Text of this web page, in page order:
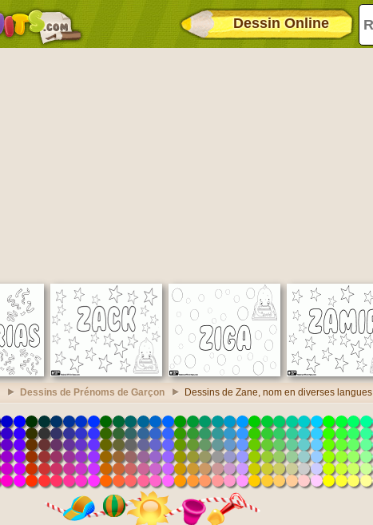
Dessin Online
Dessins de Prénoms de Garçon Dessins de Zane, nom en diverses langues